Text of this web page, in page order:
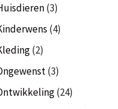
(3)
(4)
(2)
(3)
(24)